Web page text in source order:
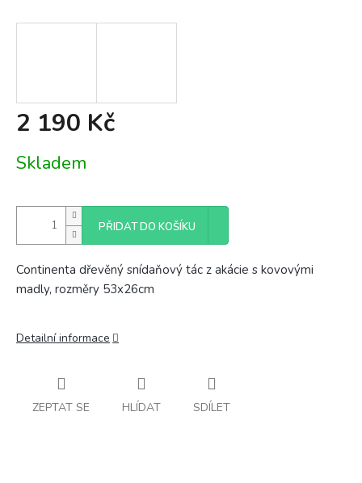
2 190 Kč
cena:
Skladem
PŘIDAT DO KOŠÍKU
Continenta dřevěný snídaňový tác z akácie s kovovými
madly, rozměry 53x26cm
Detailní informace
ZEPTAT SE HLÍDAT SDÍLET